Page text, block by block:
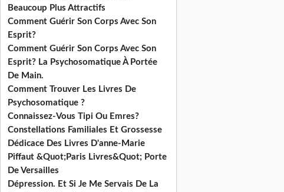
Beaucoup Plus Attractifs
Comment Guérir Son Corps Avec Son
Esprit?
Comment Guérir Son Corps Avec Son
Esprit? La Psychosomatique À Portée
De Main.
Comment Trouver Les Livres De
Psychosomatique ?
Connaissez-Vous Tipi Ou Emres?
Constellations Familiales Et Grossesse
Dédicace Des Livres D'anne-Marie
Piffaut &Quot;Paris Livres&Quot; Porte
De Versailles
Dépression. Et Si Je Me Servais De La